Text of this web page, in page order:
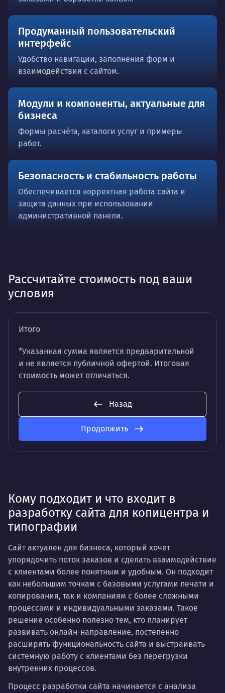
Продуманный пользовательский
интерфейс
Удобство навигации, заполнения форм и
взаимодействия с сайтом.
Модули и компоненты, актуальные для
бизнеса
Формы расчёта, каталоги услуг и примеры
работ.
Безопасность и стабильность работы
Обеспечивается корректная работа сайта и
защита данных при использовании
административной панели.
Рассчитайте стоимость под ваши
условия
Итого
*Указанная сумма является предварительной
и не является публичной офертой. Итоговая
стоимость может отличаться.
Назад
Продолжить
Кому подходит и что входит в
разработку сайта для копицентра и
типографии
Сайт актуален для бизнеса, который хочет
упорядочить поток заказов и сделать взаимодействие
с клиентами более понятным и удобным. Он подходит
как небольшим точкам с базовыми услугами печати и
копирования, так и компаниям с более сложными
процессами и индивидуальными заказами. Такое
решение особенно полезно тем, кто планирует
развивать онлайн-направление, постепенно
расширять функциональность сайта и выстраивать
системную работу с клиентами без перегрузки
внутренних процессов.
Процесс разработки сайта начинается с анализа